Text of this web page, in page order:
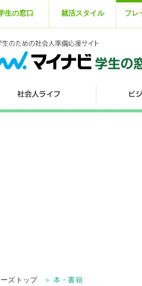
生の窓口 就活スタイル フレ
ズトップ ＞ 本・書籍